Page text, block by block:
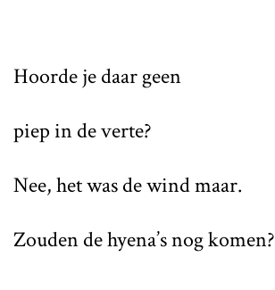
Hoorde je daar geen
piep in de verte?
Nee, het was de wind maar.
Zouden de hyena’s nog komen?